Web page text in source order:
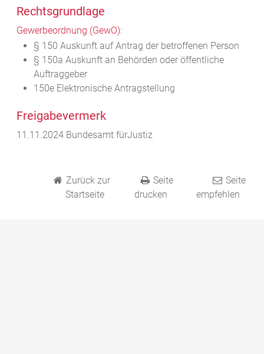
Rechtsgrundlage
Gewerbeordnung (GewO):
§ 150 Auskunft auf Antrag der betroffenen Person
§ 150a Auskunft an Behörden oder öffentliche
Auftraggeber
150e Elektronische Antragstellung
Freigabevermerk
11.11.2024 Bundesamt fürJustiz
Zurück zur
Startseite
Seite
drucken
Seite
empfehlen